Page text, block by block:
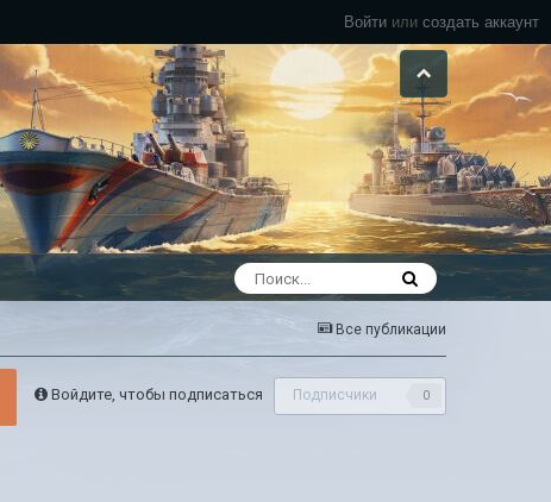
Войти или создать аккаунт
Все публикации
Войдите, чтобы подписаться Подписчики 0